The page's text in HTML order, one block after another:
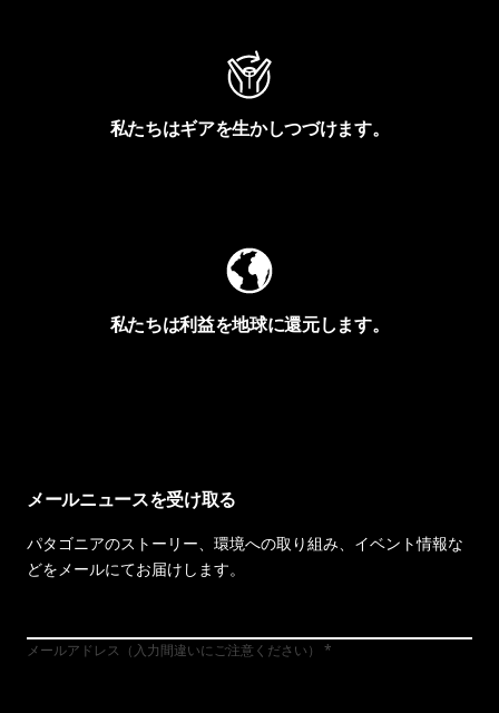
私たちはギアを生かしつづけます。
私たちは利益を地球に還元します。
メールニュースを受け取る
パタゴニアのストーリー、環境への取り組み、イベント情報な
どをメールにてお届けします。
メールアドレス（入力間違いにご注意ください）